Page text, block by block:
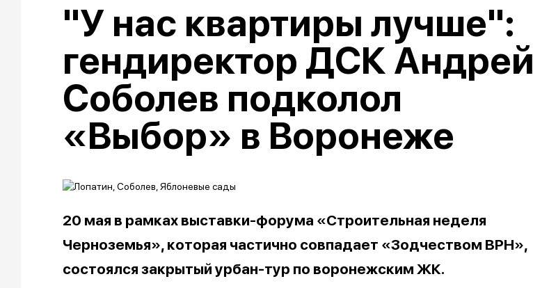
"У нас квартиры лучше":
гендиректор ДСК Андрей
Соболев подколол
«Выбор» в Воронеже
20 мая в рамках выставки-форума «Строительная неделя
Черноземья», которая частично совпадает «Зодчеством ВРН»,
состоялся закрытый урбан-тур по воронежским ЖК.